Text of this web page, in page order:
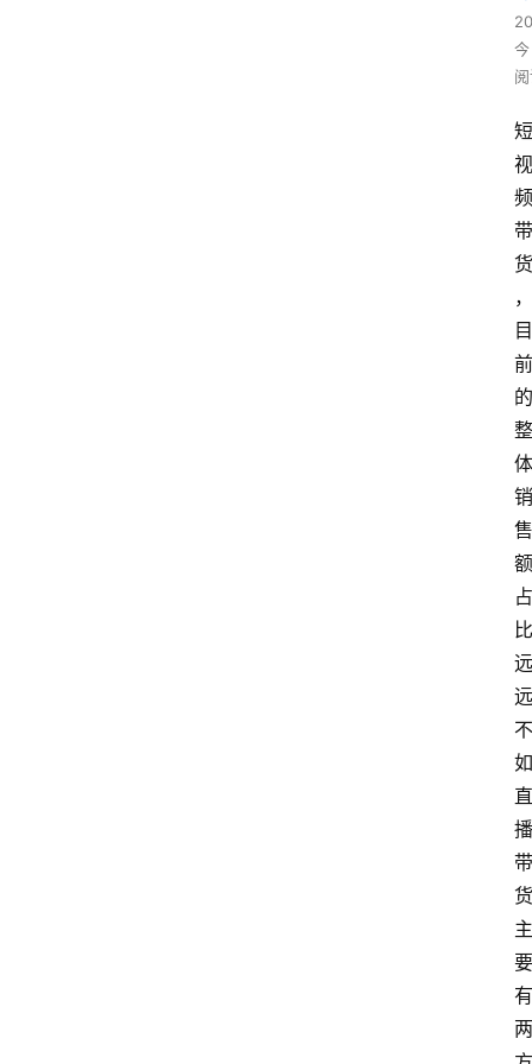
短
视
频
带
货
，
目
前
的
整
体
销
售
额
占
比
远
远
不
如
直
播
带
货
主
要
有
两